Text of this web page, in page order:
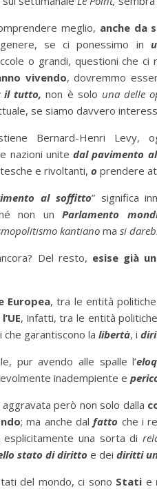
meglio, anche da
se ci ponessimo in
o grandi, questioni che
vivendo, dovremmo
il tutto,non è solo una delle
se siamo davvero
Bernard-Henri Levy,
nazioni unitedal pavimento
e rivoltanti, o prendere
al soffitto” significa
non un Parlamento
kantiano ma si
Del resto, esise già
Europea, tra le entità
, infatti, tra le entità
che garantiscono la libertà, i
pur avendo alle spalle l’
inadempiente e
però non solo dalla
; ma anche dalfatto che i
esplicitamente una sorta di
stato di diritto e dei diritti
del mondo, ci sono Stati e